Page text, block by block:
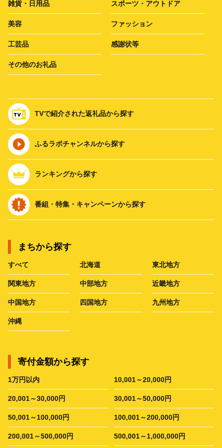
雑貨・日用品 スポーツ・アウトドア
美容 ファッション
工芸品 感謝状等
その他のお礼品
TVで紹介された返礼品から探す
ふるラボチャンネルから探す
ランキングから探す
番組・特集・キャンペーンから探す
まちから探す
すべて 北海道 東北地方
関東地方 中部地方 近畿地方
中国地方 四国地方 九州地方
沖縄
寄付金額から探す
1万円以内 10,001～20,000円
20,001～30,000円 30,001～50,000円
50,001～100,000円 100,001～200,000円
200,001～500,000円 500,001～1,000,000円